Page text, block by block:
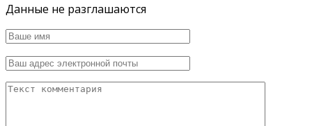
Данные не разглашаются